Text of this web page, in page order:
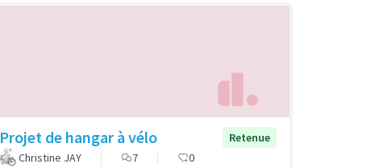
Projet de hangar à vélo
Retenue
Christine JAY
7 0